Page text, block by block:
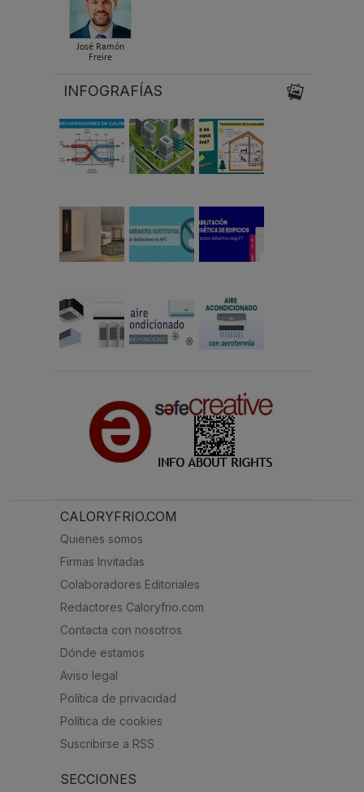
José Ramón
Freire
INFOGRAFÍAS
CALORYFRIO.COM
Quienes somos
Firmas Invitadas
Colaboradores Editoriales
Redactores Caloryfrio.com
Contacta con nosotros
Dónde estamos
Aviso legal
Política de privacidad
Política de cookies
Suscribirse a RSS
SECCIONES